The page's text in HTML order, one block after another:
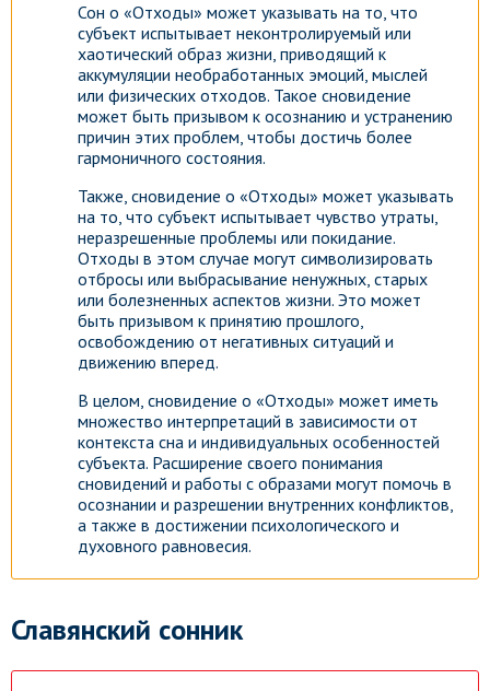
Сон о «Отходы» может указывать на то, что
субъект испытывает неконтролируемый или
хаотический образ жизни, приводящий к
аккумуляции необработанных эмоций, мыслей
или физических отходов. Такое сновидение
может быть призывом к осознанию и устранению
причин этих проблем, чтобы достичь более
гармоничного состояния.
Также, сновидение о «Отходы» может указывать
на то, что субъект испытывает чувство утраты,
неразрешенные проблемы или покидание.
Отходы в этом случае могут символизировать
отбросы или выбрасывание ненужных, старых
или болезненных аспектов жизни. Это может
быть призывом к принятию прошлого,
освобождению от негативных ситуаций и
движению вперед.
В целом, сновидение о «Отходы» может иметь
множество интерпретаций в зависимости от
контекста сна и индивидуальных особенностей
субъекта. Расширение своего понимания
сновидений и работы с образами могут помочь в
осознании и разрешении внутренних конфликтов,
а также в достижении психологического и
духовного равновесия.
Славянский сонник